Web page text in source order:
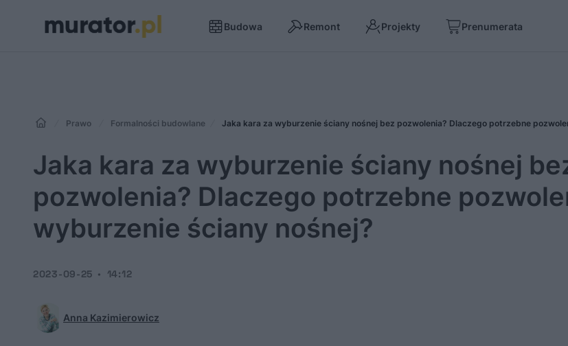
Budowa Remont Projekty Prenumerata
Prawo Formalności budowlane
Jaka kara za wyburzenie ściany nośnej
pozwolenia? Dlaczego potrzebne
wyburzenie ściany nośnej?
Anna Kazimierowicz
2023-09-25 14:12